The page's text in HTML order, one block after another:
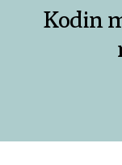
Kodin